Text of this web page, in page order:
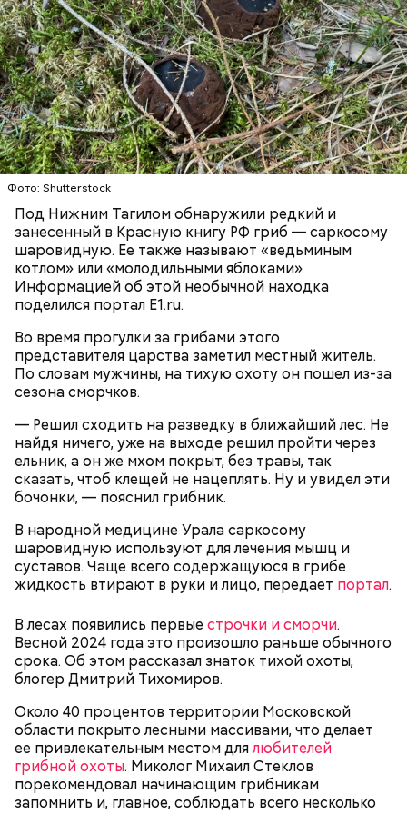
Фото: Shutterstock
Под Нижним Тагилом обнаружили редкий и
занесенный в Красную книгу РФ гриб — саркосому
шаровидную. Ее также называют «ведьминым
котлом» или «молодильными яблоками».
Информацией об этой необычной находка
поделился портал E1.ru.
Во время прогулки за грибами этого
представителя царства заметил местный житель.
По словам мужчины, на тихую охоту он пошел из-за
сезона сморчков.
— Решил сходить на разведку в ближайший лес. Не
найдя ничего, уже на выходе решил пройти через
ельник, а он же мхом покрыт, без травы, так
сказать, чтоб клещей не нацеплять. Ну и увидел эти
бочонки, — пояснил грибник.
В народной медицине Урала саркосому
шаровидную используют для лечения мышц и
суставов. Чаще всего содержащуюся в грибе
жидкость втирают в руки и лицо, передает портал.
В лесах появились первые строчки и сморчи.
Весной 2024 года это произошло раньше обычного
срока. Об этом рассказал знаток тихой охоты,
блогер Дмитрий Тихомиров.
Около 40 процентов территории Московской
области покрыто лесными массивами, что делает
ее привлекательным местом длялюбителей
грибной охоты. Миколог Михаил Стеклов
порекомендовал начинающим грибникам
запомнить и, главное, соблюдать всего несколько
Однако диетолог предупредила: не для всех дыня
может быть полезна. В первую очередь ее стоит
есть с осторожностью людям:
с сахарным диабетом;
лишним весом.
— Наиболее распространенные борщ, щи, котлеты,
салаты, лаваш с творогом и сыром, пироги, омлет,
запеканка. Щавеля там везде используется
Вовсю идет и сезон черешни. «Вечерняя Москва»
узнала у врача — эндокринолога-диетолога
Натальи Лазуренко,как правильно есть эту ягоду
пользой для здоровья.